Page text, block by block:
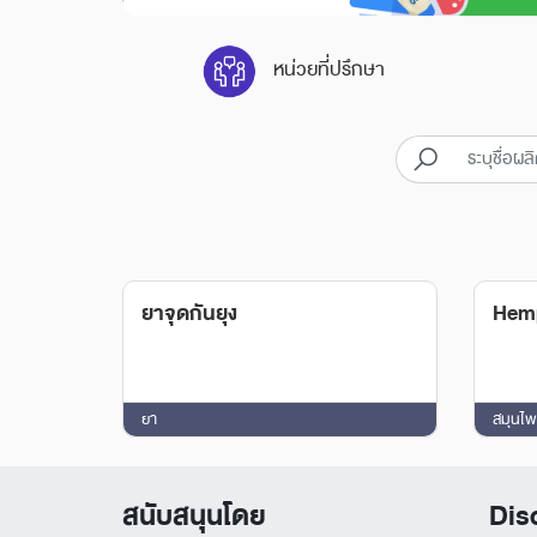
หน่วยที่ปรึกษา
ยาจุดกันยุง
ยา สมุนไ
สนับสนุนโดย